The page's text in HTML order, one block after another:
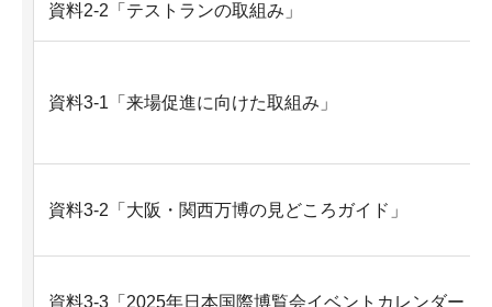
資料2-2「テストランの取組み」
資料3-1「来場促進に向けた取組み」
資料3-2「大阪・関西万博の見どころガイド」
資料3-3「2025年日本国際博覧会イベントカレンダー」